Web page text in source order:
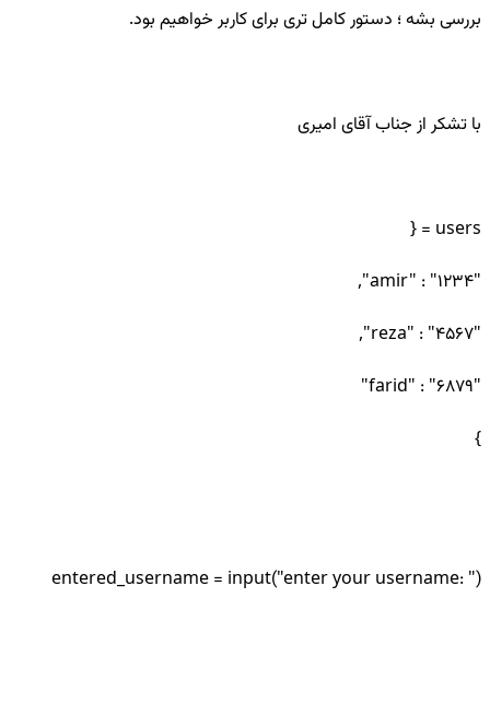
بررسی بشه ؛ دستور کامل تری برای کاربر خواهیم بود.
با تشکر از جناب آقای امیری
users = {
"amir" : "1234",
"reza" : "4567",
"farid" : "6879"
}
entered_username = input("enter your username: ")